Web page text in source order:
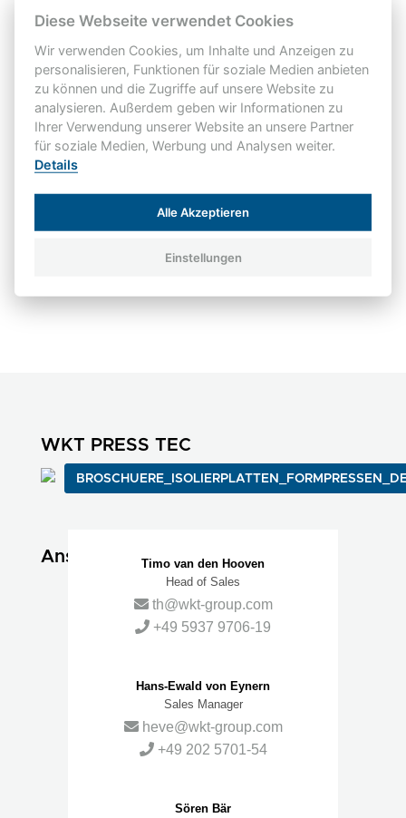
Leistungen
Wir verarbeiten BMC, SMC und rieselfähige
Duroplaste. Dabei unterstützen wir Sie bei
duroplastgerechten Konstruktionszeichnungen,
erstellen ein Werkzeugkonzept und kümmern
WKT PRESS TEC
AnsprechpartnerTimo van den Hooven
Head of Sales
th@wkt-group.com
+49 5937 9706-19
Hans-Ewald von Eynern
Sales Manager
heve@wkt-group.com
+49 202 5701-54
Sören Bär
Diese Webseite verwendet Cookies
Wir verwenden Cookies, um Inhalte und Anzeigen zu
personalisieren, Funktionen für soziale Medien anbieten
zu können und die Zugriffe auf unsere Website zu
analysieren. Außerdem geben wir Informationen zu
Ihrer Verwendung unserer Website an unsere Partner
für soziale Medien, Werbung und Analysen weiter.
Details
Alle Akzeptieren
Einstellungen